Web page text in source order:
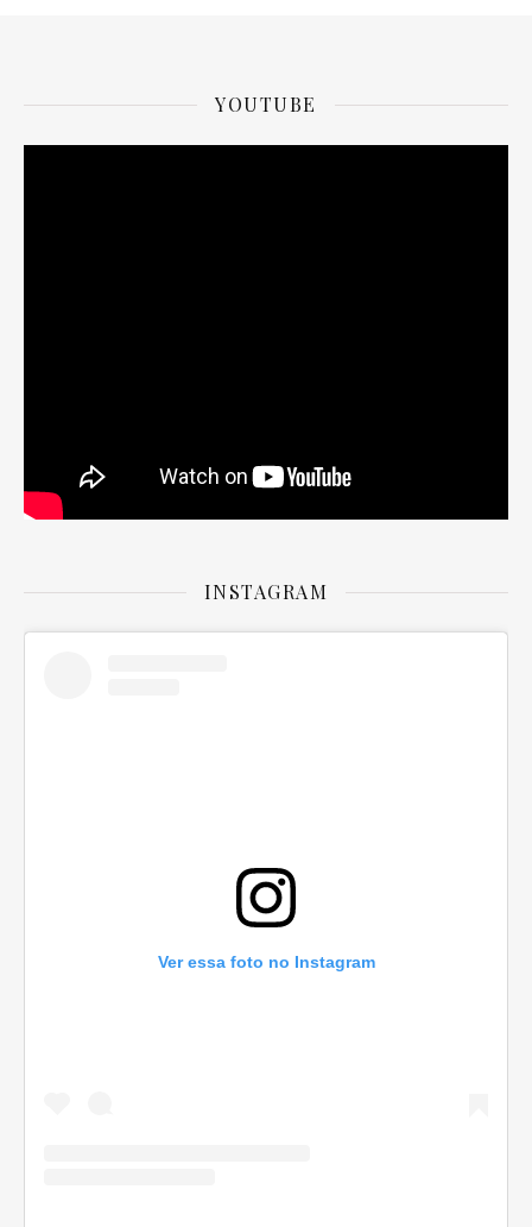
YOUTUBE
INSTAGRAM
Ver essa foto no Instagram